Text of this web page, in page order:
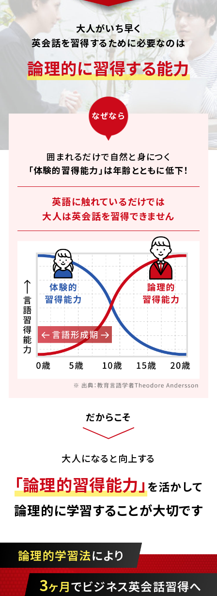
大人がいち早く
英会話を習得するために必要なのは
論理的に習得する能力
なぜなら
囲まれるだけで自然と身につく
「体験的習得能力」は年齢とともに低下！
英語に触れているだけでは
大人は英会話を習得できません
だからこそ
大人になると向上する
「論理的習得能力」を活かして
論理的に学習することが大切です
論理的学習法により
3ヶ月でビジネス英会話習得へ